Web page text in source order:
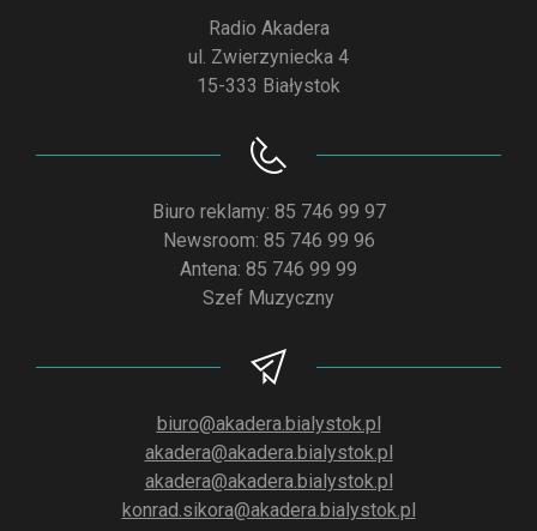
Radio Akadera
ul. Zwierzyniecka 4
15-333 Białystok
Biuro reklamy: 85 746 99 97
Newsroom: 85 746 99 96
Antena: 85 746 99 99
Szef Muzyczny
biuro@akadera.bialystok.pl
akadera@akadera.bialystok.pl
akadera@akadera.bialystok.pl
konrad.sikora@akadera.bialystok.pl